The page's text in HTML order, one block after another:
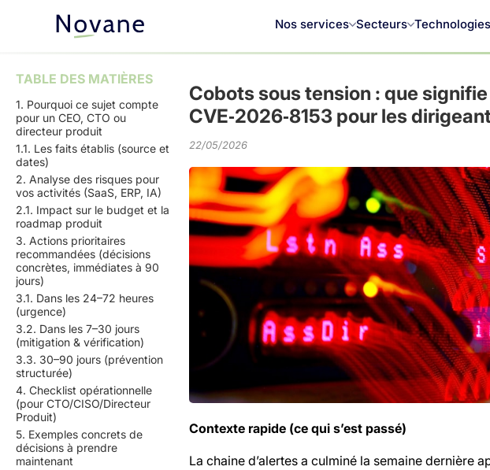
Nos services Secteurs
TABLE DES MATIÈRES
1. Pourquoi ce sujet compte
pour un CEO, CTO ou
directeur produit
1.1. Les faits établis (source et
dates)
2. Analyse des risques pour
vos activités (SaaS, ERP, IA)
2.1. Impact sur le budget et la
roadmap produit
3. Actions prioritaires
recommandées (décisions
concrètes, immédiates à 90
jours)
3.1. Dans les 24–72 heures
(urgence)
3.2. Dans les 7–30 jours
(mitigation & vérification)
3.3. 30–90 jours (prévention
structurée)
4. Checklist opérationnelle
(pour CTO/CISO/Directeur
Produit)
5. Exemples concrets de
décisions à prendre
maintenant
Cobots sous tension : que signifie
CVE‑2026‑8153 pour les
22/05/2026
Contexte rapide (ce qui s’est passé)
La chaine d’alertes a culminé la semaine dernière